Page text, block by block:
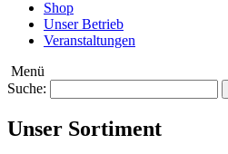
Shop
Unser Betrieb
Veranstaltungen
Menü
Suche:
Unser Sortiment